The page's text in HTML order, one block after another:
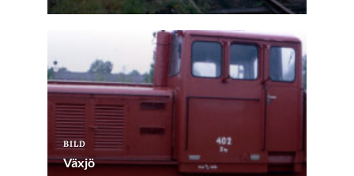
BILD
Växjö